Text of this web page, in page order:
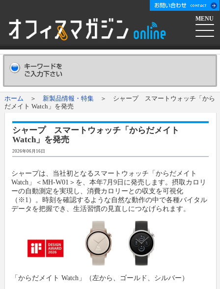
MENU
ホーム
会社概要Company
新聞購読申し込み
オフマガニュース
新製品情報
業界情報リンク集
会社概要
ホーム ＞ 新製品情報・特集＞ シャープ スマートウォッチ「から
だメイト Watch」を発売
シャープ スマートウォッチ「からだメイト
Watch」を発売
2026年06月16日
シャープは、当社初となるスマートウォッチ「からだメイト
Watch」＜MH-W01＞を、本年7月9日に発売します。摂取カロリ
ーの自動測定を実現し、消費カロリーとの収支を可視化
（※1）。時刻を確認するような自然な動作の中で各種バイタル
データを把握でき、生活習慣の見直しにつなげられます。
「からだメイト Watch」（左から、ゴールド、シルバー）